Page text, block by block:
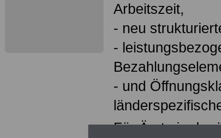
Arbeitszeit,
- neu
-
- und
Für Ärzte in der